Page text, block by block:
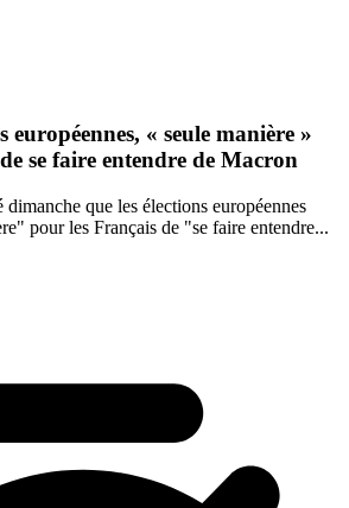
européennes, « seule manière »
se faire entendre de Macron
que les élections européennes
pour les Français de "se faire entendre...